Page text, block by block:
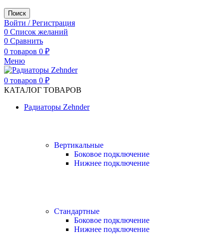
Поиск
Войти / Регистрация
0 Список желаний
0 Сравнить
0 товаров 0 ₽
Меню
0 товаров 0 ₽
КАТАЛОГ ТОВАРОВ
Радиаторы Zehnder
Вертикальные
Боковое подключение
Нижнее подключение
Стандартные
Боковое подключение
Нижнее подключение